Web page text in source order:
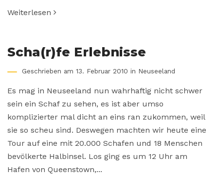
Weiterlesen
Scha(r)fe Erlebnisse
Geschrieben am 13. Februar 2010 in Neuseeland
Es mag in Neuseeland nun wahrhaftig nicht schwer
sein ein Schaf zu sehen, es ist aber umso
komplizierter mal dicht an eins ran zukommen, weil
sie so scheu sind. Deswegen machten wir heute eine
Tour auf eine mit 20.000 Schafen und 18 Menschen
bevölkerte Halbinsel. Los ging es um 12 Uhr am
Hafen von Queenstown,...